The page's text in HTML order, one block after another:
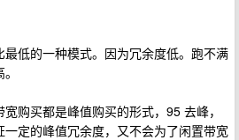
最低的一种模式。因为冗余度低。跑不满
购买都是峰值购买的形式，95 去峰，
定的峰值冗余度，又不会为了闲置带宽